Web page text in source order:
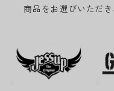
商品をお選びいただ